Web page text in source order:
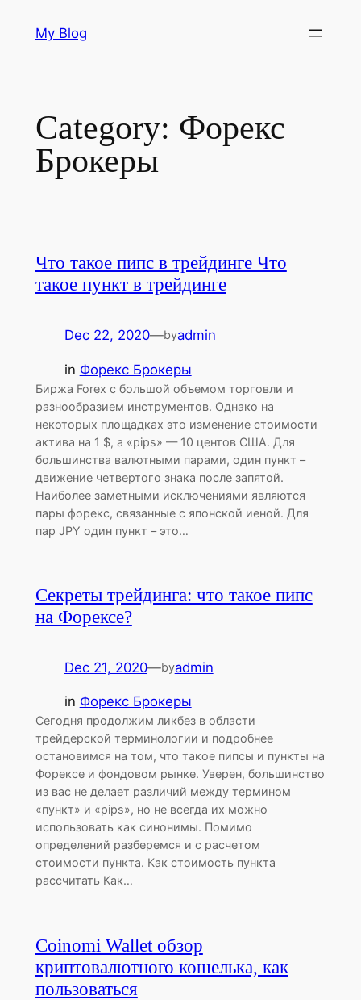
My Blog
Category: Форекс
Брокеры
Что такое пипс в трейдинге Что
такое пункт в трейдинге
Dec 22, 2020—byadmin
in Форекс Брокеры
Биржа Forex с большой объемом торговли и
разнообразием инструментов. Однако на
некоторых площадках это изменение стоимости
актива на 1 $, а «pips» — 10 центов США. Для
большинства валютными парами, один пункт –
движение четвертого знака после запятой.
Наиболее заметными исключениями являются
пары форекс, связанные с японской иеной. Для
пар JPY один пункт – это…
Секреты трейдинга: что такое пипс
на Форексе?
Dec 21, 2020—byadmin
in Форекс Брокеры
Сегодня продолжим ликбез в области
трейдерской терминологии и подробнее
остановимся на том, что такое пипсы и пункты на
Форексе и фондовом рынке. Уверен, большинство
из вас не делает различий между термином
«пункт» и «pips», но не всегда их можно
использовать как синонимы. Помимо
определений разберемся и с расчетом
стоимости пункта. Как стоимость пункта
рассчитать Как…
Coinomi Wallet обзор
криптовалютного кошелька, как
пользоваться